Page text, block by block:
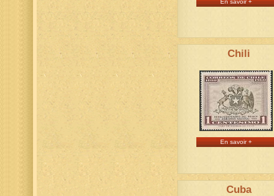
En savoir +
Chili
En savoir +
Cuba